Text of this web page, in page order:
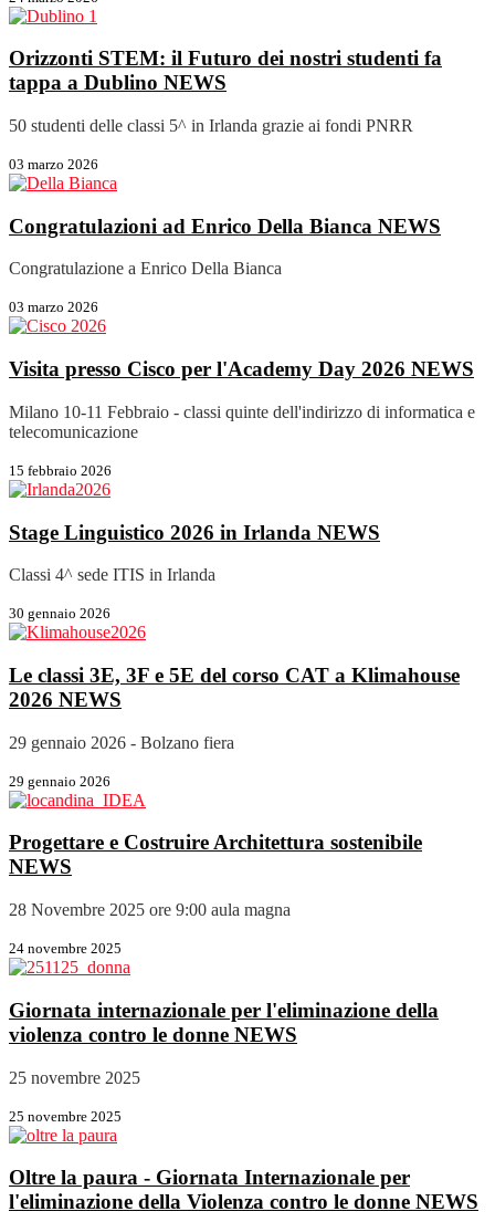
Orizzonti STEM: il Futuro dei nostri studenti fa
tappa a Dublino NEWS
50 studenti delle classi 5^ in Irlanda grazie ai fondi PNRR
03 marzo 2026
Congratulazioni ad Enrico Della Bianca NEWS
Congratulazione a Enrico Della Bianca
03 marzo 2026
Visita presso Cisco per l'Academy Day 2026 NEWS
Milano 10-11 Febbraio - classi quinte dell'indirizzo di informatica e
telecomunicazione
15 febbraio 2026
Stage Linguistico 2026 in Irlanda NEWS
Classi 4^ sede ITIS in Irlanda
30 gennaio 2026
Le classi 3E, 3F e 5E del corso CAT a Klimahouse
2026 NEWS
29 gennaio 2026 - Bolzano fiera
29 gennaio 2026
Progettare e Costruire Architettura sostenibile
NEWS
28 Novembre 2025 ore 9:00 aula magna
24 novembre 2025
Giornata internazionale per l'eliminazione della
violenza contro le donne NEWS
25 novembre 2025
25 novembre 2025
Oltre la paura - Giornata Internazionale per
l'eliminazione della Violenza contro le donne NEWS